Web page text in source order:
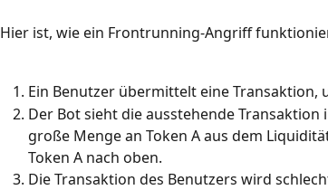
Hier ist, wie ein Frontrunning-Angriff
Ein Benutzer übermittelt eine Transaktion,
Der Bot sieht die ausstehende
große Menge an Token A aus dem
Token A nach oben.
Die Transaktion des Benutzers wird